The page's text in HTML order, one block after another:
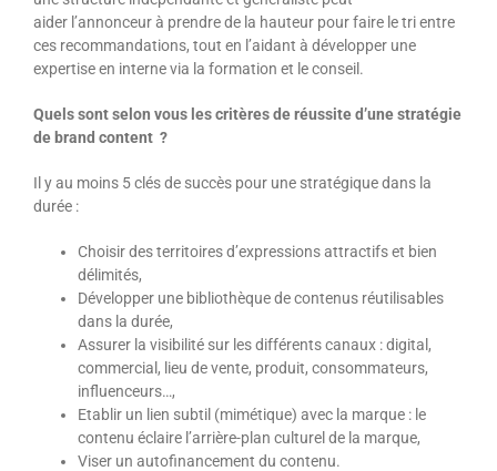
aider l’annonceur à prendre de la hauteur pour faire le tri entre
ces recommandations, tout en l’aidant à développer une
expertise en interne via la formation et le conseil.
Quels sont selon vous les critères de réussite d’une stratégie
de brand content ?
Il y au moins 5 clés de succès pour une stratégique dans la
durée :
Choisir des territoires d’expressions attractifs et bien
délimités,
Développer une bibliothèque de contenus réutilisables
dans la durée,
Assurer la visibilité sur les différents canaux : digital,
commercial, lieu de vente, produit, consommateurs,
influenceurs…,
Etablir un lien subtil (mimétique) avec la marque : le
contenu éclaire l’arrière-plan culturel de la marque,
Viser un autofinancement du contenu.